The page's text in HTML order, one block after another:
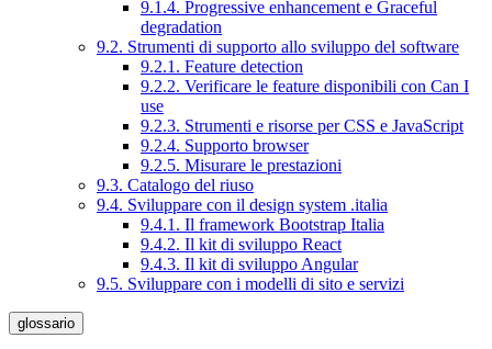
9.1.4. Progressive enhancement e Graceful
degradation
9.2. Strumenti di supporto allo sviluppo del software
9.2.1. Feature detection
9.2.2. Verificare le feature disponibili con Can I
use
9.2.3. Strumenti e risorse per CSS e JavaScript
9.2.4. Supporto browser
9.2.5. Misurare le prestazioni
9.3. Catalogo del riuso
9.4. Sviluppare con il design system .italia
9.4.1. Il framework Bootstrap Italia
9.4.2. Il kit di sviluppo React
9.4.3. Il kit di sviluppo Angular
9.5. Sviluppare con i modelli di sito e servizi
glossario